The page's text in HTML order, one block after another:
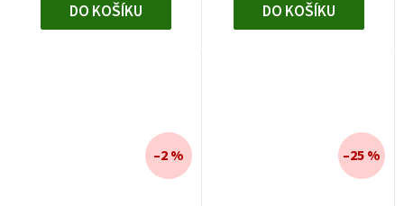
DO KOŠÍKU DO KOŠÍKU
–2 % –25 %